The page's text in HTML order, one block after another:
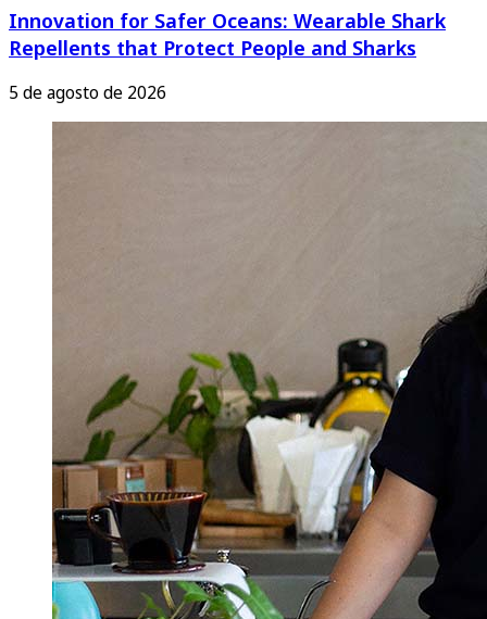
Innovation for Safer Oceans: Wearable Shark
Repellents that Protect People and Sharks
5 de agosto de 2026